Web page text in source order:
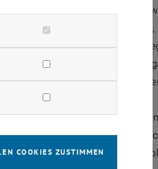
fühlen sich häufig überfordert“,
TU Wien. Daher ist es
Unterstützung zu geben,
viele andere Leute gibt, die mit
Forschungsprojekt gestärkt
von älteren Pflegenden
man Fragen an ExpertInnen
oder auf einem eigenen
COOKIES ZUSTIMMEN